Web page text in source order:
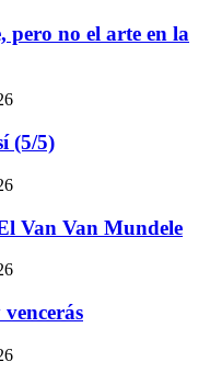
pero no el arte en la
(5/5)
Van Van Mundele